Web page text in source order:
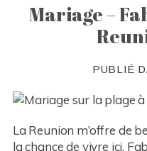
Mariage –
PUBLIÉ
La Reunion m’offre de
la chance de vivre ici.